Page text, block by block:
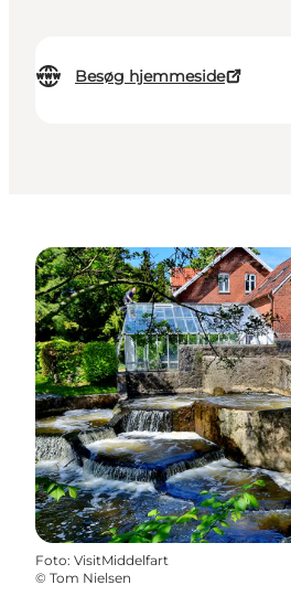
Besøg hjemmeside
Foto: VisitMiddelfart
© Tom Nielsen